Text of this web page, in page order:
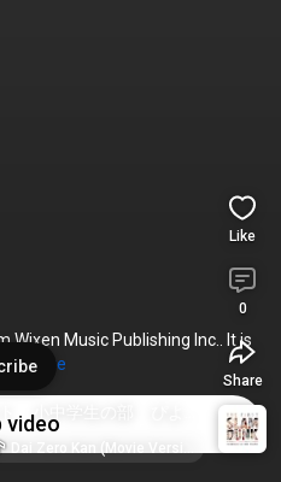
　小中学生の部　ぴよコ
コン
Like
0
Share
Music Publishing Inc.. It is
more
video